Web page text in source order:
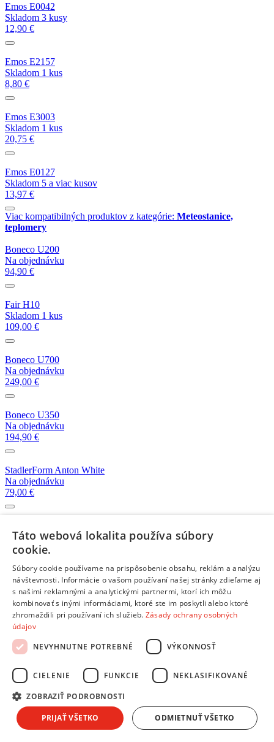
Emos E0042
Skladom 3 kusy
12,90 €
Emos E2157
Skladom 1 kus
8,80 €
Emos E3003
Skladom 1 kus
20,75 €
Emos E0127
Skladom 5 a viac kusov
13,97 €
Viac kompatibilných produktov z kategórie: Meteostanice,
teplomery
Boneco U200
Na objednávku
94,90 €
Fair H10
Skladom 1 kus
109,00 €
Boneco U700
Na objednávku
249,00 €
Boneco U350
Na objednávku
194,90 €
StadlerForm Anton White
Na objednávku
79,00 €
Skladom 1 kus
39,00 €
StadlerForm Jasmine White
Skladom 2 kusy
39,00 €
Na objednávku
29,00 €
StadlerForm Jasmine Titanium
Na objednávku
39,00 €
Táto webová lokalita používa súbory
cookie.
Súbory cookie používame na prispôsobenie obsahu, reklám a analýzu
návštevnosti. Informácie o vašom používaní našej stránky zdieľame aj
s našimi reklamnými a analytickými partnermi, ktorí ich môžu
kombinovať s inými informáciami, ktoré ste im poskytli alebo ktoré
zhromaždili pri používaní ich služieb. Zásady ochrany osobných
údajov
NEVYHNUTNE POTREBNÉ
VÝKONNOSŤ
CIELENIE FUNKCIE NEKLASIFIKOVANÉ
ZOBRAZIŤ PODROBNOSTI
PRIJAŤ VŠETKO ODMIETNUŤ VŠETKO